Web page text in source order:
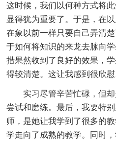
这时候，我们以何种方式将
显得犹为重要了。于是，在
在象以前一样只要自己弄清
于如何将知识的来龙去脉向
措果然收到了良好的效果，
得较清楚。这让我感到很欣慰
实习尽管辛苦忙碌，但
尝试和磨练。最后，我要特
师，是她让我学到了很多的
学走向了成熟的教学。同时